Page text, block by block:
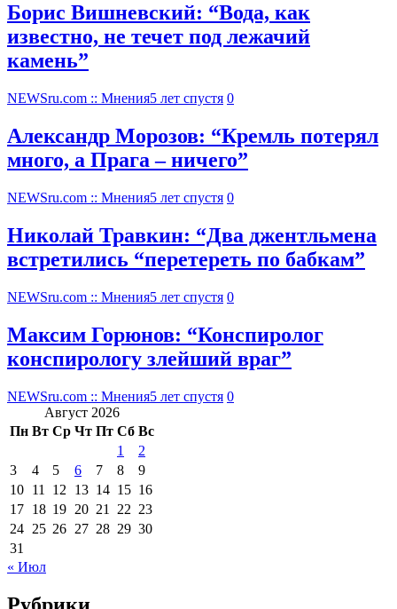
Борис Вишневский: “Вода, как
известно, не течет под лежачий
камень”
NEWSru.com :: Мнения5 лет спустя 0
Александр Морозов: “Кремль потерял
много, а Прага – ничего”
NEWSru.com :: Мнения5 лет спустя 0
Николай Травкин: “Два джентльмена
встретились “перетереть по бабкам”
NEWSru.com :: Мнения5 лет спустя 0
Максим Горюнов: “Конспиролог
конспирологу злейший враг”
NEWSru.com :: Мнения5 лет спустя 0
Август 2026
Пн Вт Ср Чт Пт Сб Вс
1
2
3
4 5 6 7 8
9
10 11 12 13 14 15 16
17 18 19 20 21 22 23
24 25 26 27 28 29 30
31
« Июл
Рубрики